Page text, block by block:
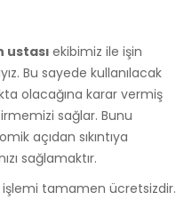
ustası ekibimiz ile işin
Bu sayede kullanılacak
olacağına karar vermiş
sağlar. Bunu
açıdan sıkıntıya
sağlamaktır.
tamamen ücretsizdir.